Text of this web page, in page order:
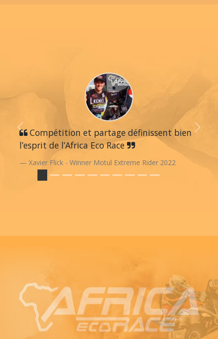
Compétition et partage définissent bien
l’esprit de l’Africa Eco Race
Xavier Flick - Winner Motul Extreme Rider 2022
Previous Next